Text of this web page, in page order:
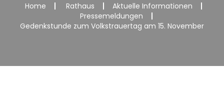
Home Rathaus
Aktuelle Informationen
Pressemeldungen
Gedenkstunde zum Volkstrauertag am 15. November